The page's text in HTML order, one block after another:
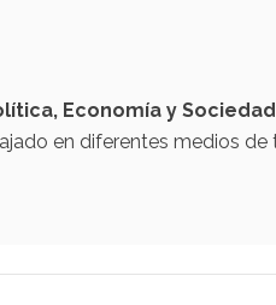
Economía y Sociedad
en diferentes medios de